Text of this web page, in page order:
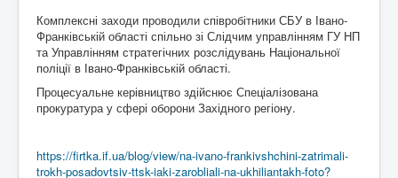
Комплексні заходи проводили співробітники СБУ в Івано-
Франківській області спільно зі Слідчим управлінням ГУ НП
та Управлінням стратегічних розслідувань Національної
поліції в Івано-Франківській області.
Процесуальне керівництво здійснює Спеціалізована
прокуратура у сфері оборони Західного регіону.
https://firtka.if.ua/blog/view/na-ivano-frankivshchini-zatrimali-
trokh-posadovtsiv-ttsk-iaki-zarobliali-na-ukhiliantakh-foto?